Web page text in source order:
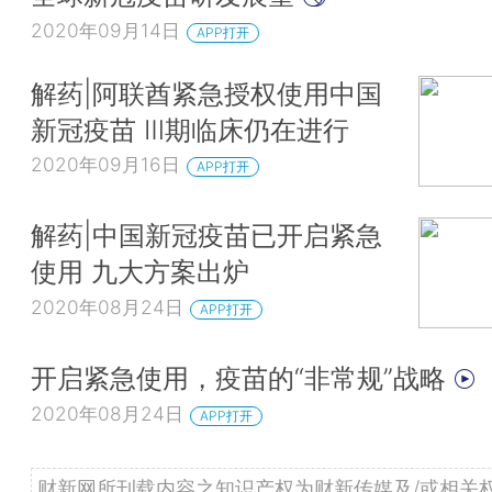
2020年09月14日 APP打开
解药|阿联酋紧急授权使用中国
新冠疫苗 Ⅲ期临床仍在进行
2020年09月16日 APP打开
解药|中国新冠疫苗已开启紧急
使用 九大方案出炉
2020年08月24日 APP打开
开启紧急使用，疫苗的“非常规”战略
2020年08月24日 APP打开